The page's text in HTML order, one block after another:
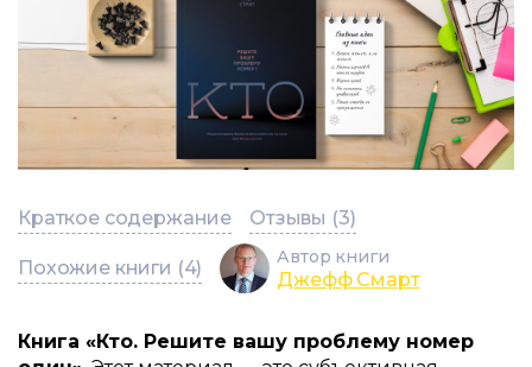
Краткое содержание Отзывы (3)
Похожие книги (4) Автор книги
Джефф Смарт
Книга «Кто. Решите вашу проблему номер